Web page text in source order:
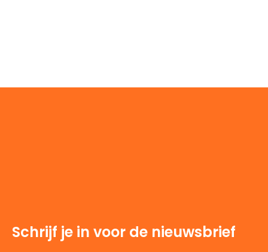
Schrijf je in voor de nieuwsbrief